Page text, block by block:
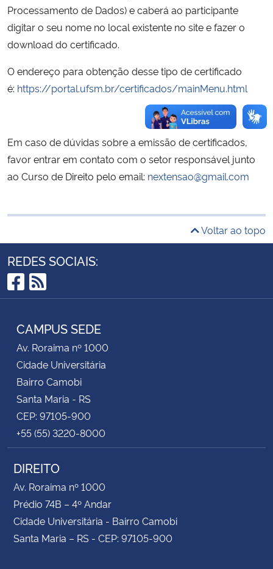
Ministério da Mulher, da Família e dos Direitos Humanos
Secretaria-Geral
Advocacia-Geral da União
Banco Central do Brasil
Processamento de Dados) e caberá ao participante
digitar o seu nome no local existente no site e fazer o
download do certificado.
O endereço para obtenção desse tipo de certificado
é: https://portal.ufsm.br/certificados/mainMenu.html
Em caso de dúvidas sobre a emissão de certificados,
favor entrar em contato com o setor responsável junto
ao Curso de Direito pelo email: nextensao@gmail.com
Voltar ao topo
REDES SOCIAIS:
Facebook
RSS
CAMPUS SEDE
Av. Roraima nº 1000
Cidade Universitária
Bairro Camobi
Santa Maria - RS
CEP: 97105-900
+55 (55) 3220-8000
DIREITO
Av. Roraima nº 1000
Prédio 74B – 4º Andar
Cidade Universitária - Bairro Camobi
Santa Maria – RS - CEP: 97105-900